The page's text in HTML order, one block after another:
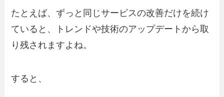
たとえば、ずっと同じサービスの改善だけを続け
ていると、トレンドや技術のアップデートから取
り残されますよね。
すると、